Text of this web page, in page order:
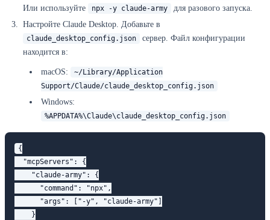
Или используйте
npx -y claude-army
для разового запуска.
Настройте Claude Desktop. Добавьте в
claude_desktop_config.json
сервер. Файл конфигурации
находится в:
macOS:
~/Library/Application
Support/Claude/claude_desktop_config.json
Windows:
%APPDATA%\Claude\claude_desktop_config.json
{
  "mcpServers": {
    "claude-army": {
      "command": "npx",
      "args": ["-y", "claude-army"]
    }